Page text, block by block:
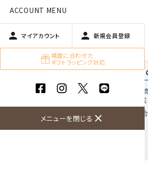
ACCOUNT MENU
person マイアカウント person 新規会員登録
場面に合わせた
ギフトラッピング対応
メニューを閉じる close
商品説明
「スティブナイト(輝安鉱) 原石 32.0g
スティブナイトとは
: 低温熱水鉱床に産する
系の縦に条線の入った柱状・針状結晶を形成
: 針状結晶が放射状に絡み
で、結晶表面に金属光沢と条線が確認できる